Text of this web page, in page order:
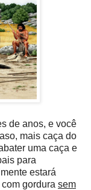
de anos, e você
mais caça do
uma caça e
para
estará
gordura sem